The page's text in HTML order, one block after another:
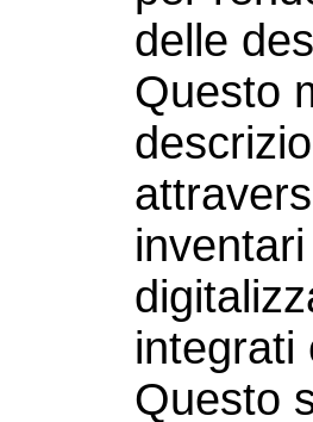
delle
Questo
integrati
Questo